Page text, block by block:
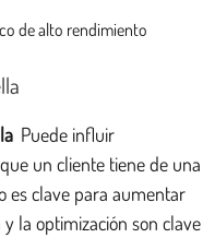
de alto rendimiento
Puede influir
un cliente tiene de una
es clave para aumentar
la optimización son clave